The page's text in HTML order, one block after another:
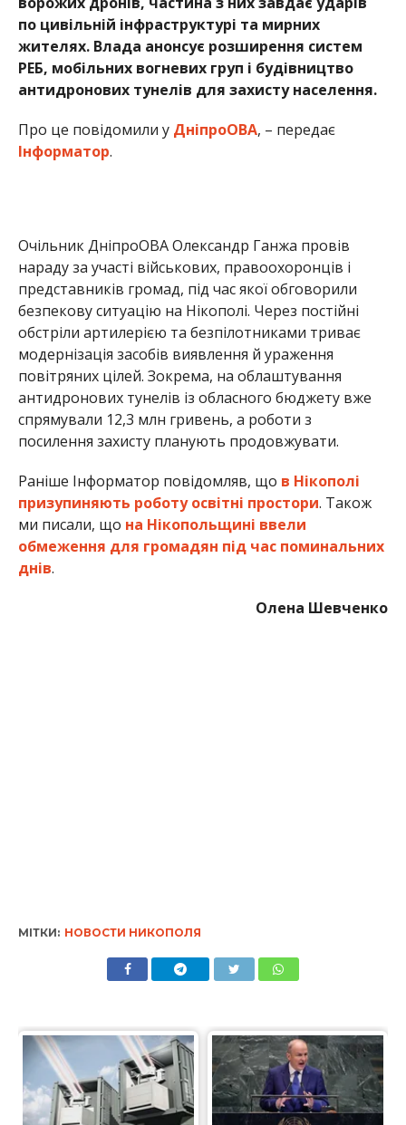
по цивільній інфраструктурі та мирних
жителях. Влада анонсує розширення систем
РЕБ, мобільних вогневих груп і будівництво
антидронових тунелів для захисту населення.
Про це повідомили у ДніпроОВА, – передає
Інформатор.
Очільник ДніпроОВА Олександр Ганжа провів
нараду за участі військових, правоохоронців і
представників громад, під час якої обговорили
безпекову ситуацію на Нікополі. Через постійні
обстріли артилерією та безпілотниками триває
модернізація засобів виявлення й ураження
повітряних цілей. Зокрема, на облаштування
антидронових тунелів із обласного бюджету вже
спрямували 12,3 млн гривень, а роботи з
посилення захисту планують продовжувати.
Раніше Інформатор повідомляв, що в Нікополі
призупиняють роботу освітні простори. Також
ми писали, що на Нікопольщині ввели
обмеження для громадян під час поминальних
днів.
Олена Шевченко